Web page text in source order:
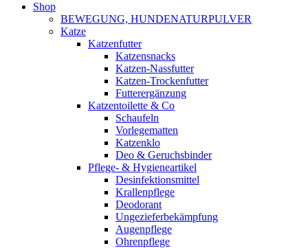
Shop
BEWEGUNG, HUNDENATURPULVER
Katze
Katzenfutter
Katzensnacks
Katzen-Nassfutter
Katzen-Trockenfutter
Futterergänzung
Katzentoilette & Co
Schaufeln
Vorlegematten
Katzenklo
Deo & Geruchsbinder
Pflege- & Hygieneartikel
Desinfektionsmittel
Krallenpflege
Deodorant
Ungezieferbekämpfung
Augenpflege
Ohrenpflege